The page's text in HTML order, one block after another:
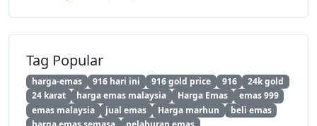
Tag Popular
harga-emas 916 hari ini 916 gold price 916
24k gold
24 karat
harga emas malaysia Harga Emas
emas 999
emas malaysia
jual emas Harga marhun
beli emas